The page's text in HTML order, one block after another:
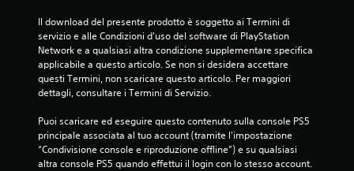
Il download del presente prodotto è soggetto ai Termini di
servizio e alle Condizioni d'uso del software di PlayStation
Network e a qualsiasi altra condizione supplementare specifica
applicabile a questo articolo. Se non si desidera accettare
questi Termini, non scaricare questo articolo. Per maggiori
dettagli, consultare i Termini di Servizio.
Puoi scaricare ed eseguire questo contenuto sulla console PS5
principale associata al tuo account (tramite l'impostazione
“Condivisione console e riproduzione offline”) e su qualsiasi
altra console PS5 quando effettui il login con lo stesso account.